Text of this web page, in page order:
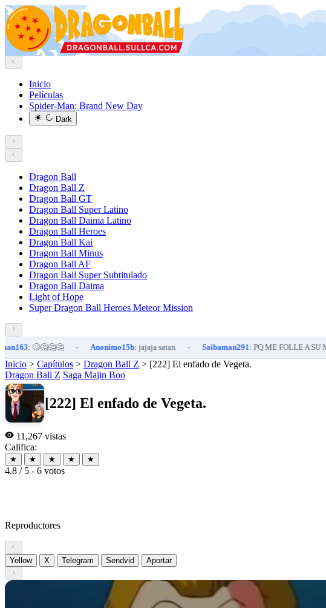
Inicio
Películas
Spider-Man: Brand New Day
Dark
Dragon Ball
Dragon Ball Z
Dragon Ball GT
Dragon Ball Super Latino
Dragon Ball Daima Latino
Dragon Ball Heroes
Dragon Ball Kai
Dragon Ball Minus
Dragon Ball AF
Dragon Ball Super Subtitulado
Dragon Ball Daima
Light of Hope
Super Dragon Ball Heroes Meteor Mission
: 🙄🤔🤔🤔 • Anonimo15h: jajaja satan • Saibaman291: PQ ME FOLLE A SU MADRE
Inicio > Capítulos > Dragon Ball Z > [222] El enfado de Vegeta.
Dragon Ball Z Saga Majin Boo
[222] El enfado de Vegeta.
11,267 vistas
Califica:
★ ★ ★ ★ ★
4.8 / 5 - 6 votos
Reproductores
Yellow X Telegram Sendvid Aportar